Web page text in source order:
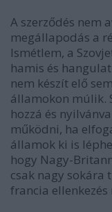
A szerződés nem
megállapodás a
Ismétlem, a
hamis és
nem készít elő
államokon múlik.
hozzá és
működni, ha
államok ki is
hogy Nagy-
csak nagy
francia